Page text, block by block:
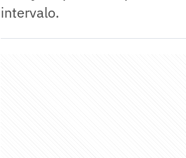
intervalo.